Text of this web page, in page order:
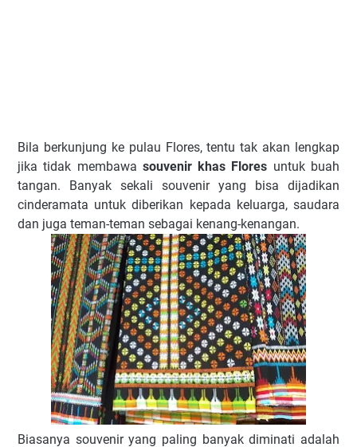
Bila berkunjung ke pulau Flores, tentu tak akan lengkap
jika tidak membawa souvenir khas Flores untuk buah
tangan. Banyak sekali souvenir yang bisa dijadikan
cinderamata untuk diberikan kepada keluarga, saudara
dan juga teman-teman sebagai kenang-kenangan.
Biasanya souvenir yang paling banyak diminati adalah